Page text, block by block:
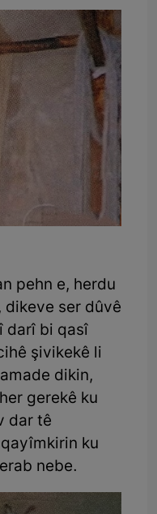
pehn e, herdu
dikeve ser dûvê
darî bi qasî
şivikekê li
dikin,
gerekê ku
dar tê
ku
nebe.